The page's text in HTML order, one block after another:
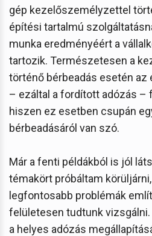
gép kezelőszemélyzettel
építési tartalmú
munka eredményéért a
tartozik. Természetesen a
történő bérbeadás esetén az
– ezáltal a fordított adózás –
hiszen ez esetben csupán
bérbeadásáról van szó.
Már a fenti példákból is jól
témakört próbáltam
legfontosabb problémák
felületesen tudtunk
a helyes adózás